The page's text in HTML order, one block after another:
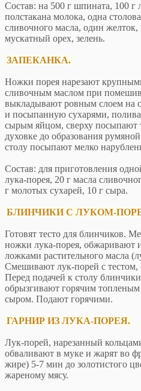
Состав: на 500 г шпината, 100 г
полстакана молока, одна
сливочного масла, один
мускатный орех, зелень.
ЗАПЕКАНКА.
Ножки порея нарезают
сливочным маслом при
выкладывают ровным слоем на
и посыпанную сухарями,
сырым яйцом, сверху посыпают
духовке до образования
столу посыпают мелко
Состав: для приготовления
лука-порея, 20 г масла
г молотых сухарей, 10 г сыра.
БЛИНЧИКИ С ЛУКОМ-
Готовят тесто для блинчиков.
ножки лука-порея, обжаривают
ложками растительного масла
Смешивают лук-порей с тестом,
Перед подачей к столу
обрызгивают горячим
сыром. Подают горячими.
ГАРНИР ИЗ ЛУКА-ПОРЕЯ.
Лук-порей, нарезанный
обваливают в муке и жарят во
жире) 5-7 мин до золотистого
жареному мясу.